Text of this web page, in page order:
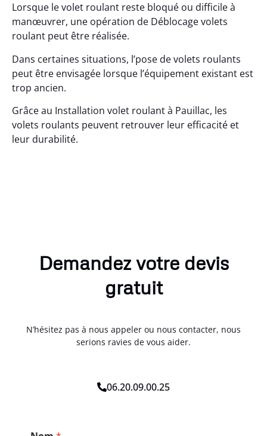
Lorsque le volet roulant reste bloqué ou difficile à
manœuvrer, une opération de Déblocage volets
roulant peut être réalisée.
Dans certaines situations, l’pose de volets roulants
peut être envisagée lorsque l’équipement existant est
trop ancien.
Grâce au Installation volet roulant à Pauillac, les
volets roulants peuvent retrouver leur efficacité et
leur durabilité.
Demandez votre devis
gratuit
N’hésitez pas à nous appeler ou nous contacter, nous
serions ravies de vous aider.
06.20.09.00.25